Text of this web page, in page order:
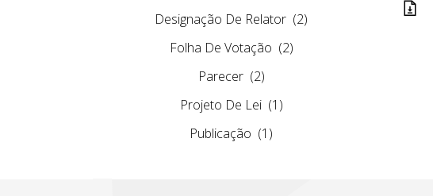
Designação De Relator (2)
Folha De Votação (2)
Parecer (2)
Projeto De Lei (1)
Publicação (1)